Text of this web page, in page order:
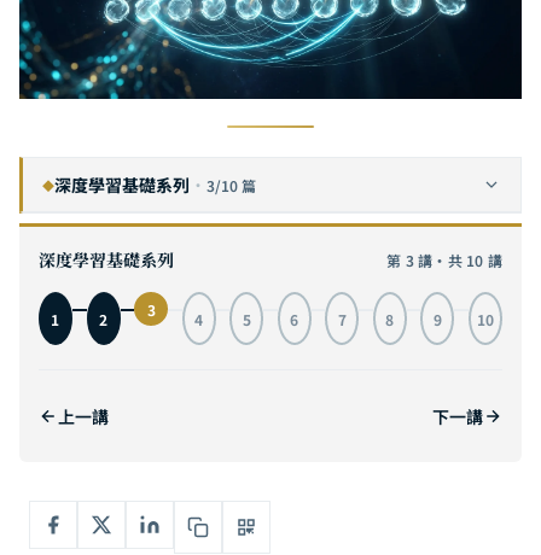
◆深度學習基礎系列 · 3/10 篇
2
自注意力機制完全指南：從 Transformer 原理到 GPT 與 ViT 實戰，理解 AI 革命的核心引擎 目前
5 生成對抗網路完全指南：從零和博弈到 StyleGAN，掌握 AI 生成的對抗之道
7
深度學習基礎系列 第 3 講・共 10 講
1 2 3 4 5 6 7 8 9 10
上一講 下一講